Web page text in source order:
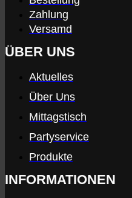
Zahlung
Versamd
ÜBER UNS
Aktuelles
Über Uns
Mittagstisch
Partyservice
Produkte
INFORMATIONEN